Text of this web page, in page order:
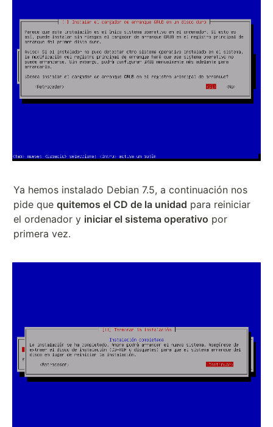
Ya hemos instalado Debian 7.5, a continuación nos
pide que quitemos el CD de la unidad para reiniciar
el ordenador y iniciar el sistema operativo por
primera vez.